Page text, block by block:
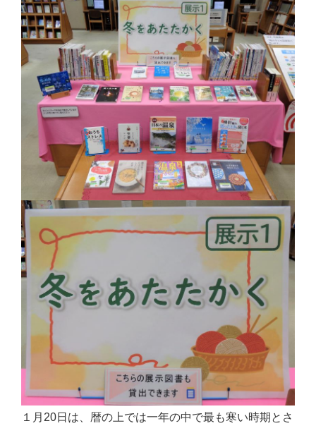
１月20日は、暦の上では一年の中で最も寒い時期とさ